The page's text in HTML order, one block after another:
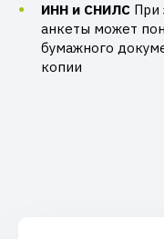
ИНН и СНИЛС При
анкеты может
бумажного
копии